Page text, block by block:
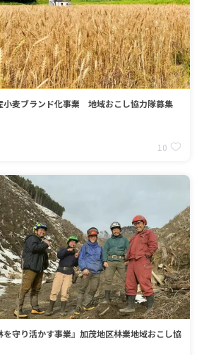
小麦ブランド化事業 地域おこし協力隊募集
10
を守り活かす事業』加茂地区林業地域おこし協